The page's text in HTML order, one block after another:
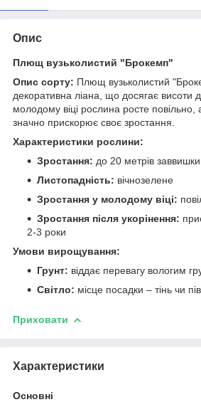
Опис
Плющ вузьколистий "Брокемп"
Опис сорту: Плющ вузьколистий
декоративна ліана, що досягає висоти
молодому віці рослина росте повільно,
значно прискорює своє зростання.
Характеристики рослини:
Зростання: до 20 метрів заввишки
Листопадність: вічнозелене
Зростання у молодому віці:
Зростання після укорінення:
2-3 роки
Умови вирощування:
Грунт: віддає перевагу вологим
Світло: місце посадки – тінь чи
Приховати
Характеристики
Основні